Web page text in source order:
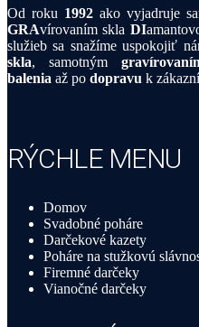
Od roku 1992 ako vyjadruje
GRAvírovaním skla DI
služieb sa snažíme uspokojiť
skla, samotným
balenia až po dopravu k
RÝCHLE MENU
Domov
Svadobné poháre
Darčekové kazety
Poháre na stužkovú
Firemné darčeky
Vianočné darčeky